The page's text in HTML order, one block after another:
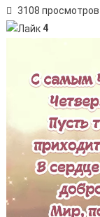
3108 просмотров
4